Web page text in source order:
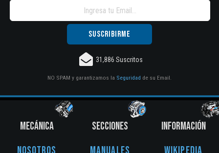
31,886 Suscritos
NO SPAM y garantizamos la Seguridad de su Email.
MECÁNICA
SECCIONES
INFORMACIÓN